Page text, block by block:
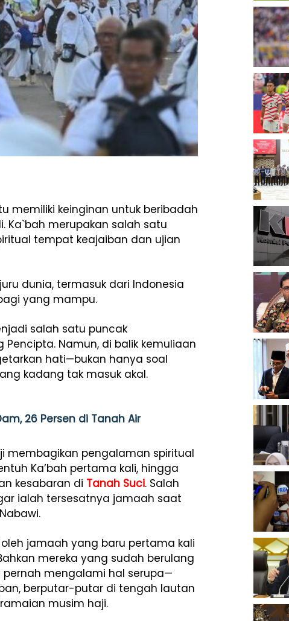
memiliki keinginan untuk beribadah
Ka`bah merupakan salah satu
tempat keajaiban dan ujian
dunia, termasuk dari Indonesia
yang mampu.
salah satu puncak
Namun, di balik kemuliaan
hati—bukan hanya soal
kadang tak masuk akal.
26 Persen di Tanah Air
membagikan pengalaman spiritual
Ka’bah pertama kali, hingga
kesabaran di Tanah Suci. Salah
ialah tersesatnya jamaah saat
jamaah yang baru pertama kali
mereka yang sudah berulang
mengalami hal serupa—
berputar-putar di tengah lautan
musim haji.